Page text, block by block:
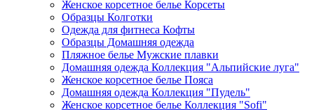
Женское корсетное белье Корсеты
Образцы Колготки
Одежда для фитнеса Кофты
Образцы Домашняя одежда
Пляжное белье Мужские плавки
Домашняя одежда Коллекция "Альпийские луга"
Женское корсетное белье Пояса
Домашняя одежда Коллекция "Пудель"
Женское корсетное белье Коллекция "Sofi"